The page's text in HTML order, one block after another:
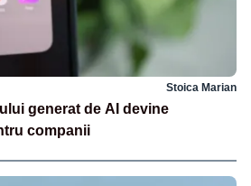
Stoica Marian
generat de AI devine
companii